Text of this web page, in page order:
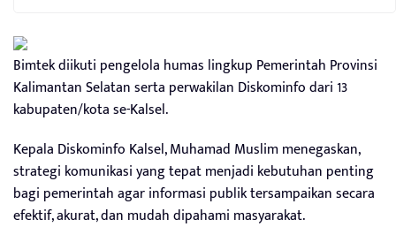
Bimtek diikuti pengelola humas lingkup Pemerintah Provinsi
Kalimantan Selatan serta perwakilan Diskominfo dari 13
kabupaten/kota se-Kalsel.
Kepala Diskominfo Kalsel, Muhamad Muslim menegaskan,
strategi komunikasi yang tepat menjadi kebutuhan penting
bagi pemerintah agar informasi publik tersampaikan secara
efektif, akurat, dan mudah dipahami masyarakat.